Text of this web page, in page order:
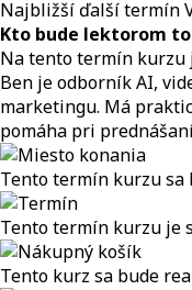
Najbližší ďalší termín
Kto bude lektorom
Na tento termín
Ben je odborník AI,
marketingu. Má
pomáha pri
Tento termín kurzu sa
Tento termín kurzu je
Tento kurz sa bude